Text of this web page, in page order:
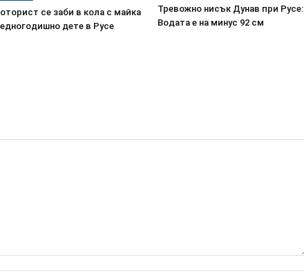
се заби в кола с майка
дете в Русе
Тревожно нисък Дунав при Русе:
Водата е на минус 92 см